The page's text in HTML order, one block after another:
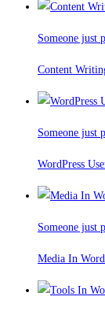
Someone just
Content
Someone just
WordPress
Someone just
Media In